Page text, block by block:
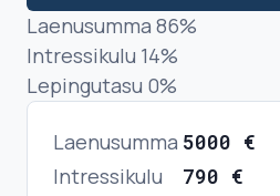
Laenusumma 86%
Intressikulu 14%
Lepingutasu 0%
Laenusumma 5000 €
Intressikulu
790 €